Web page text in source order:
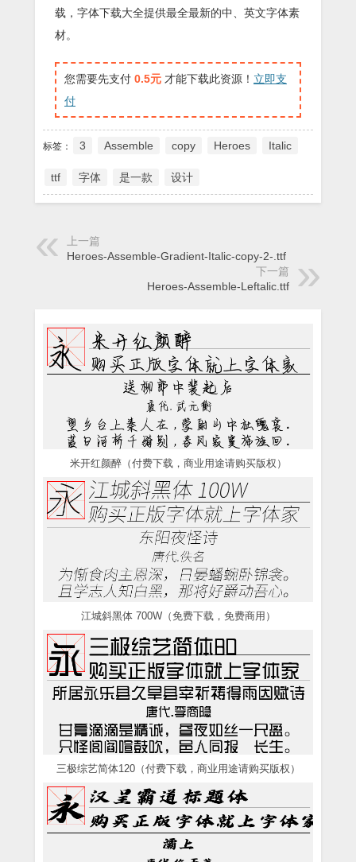
载，字体下载大全提供最全最新的中、英文字体素
材。
您需要先支付 0.5元 才能下载此资源！ 立即支
付
标签： 3 Assemble copy Heroes Italic
ttf 字体 是一款 设计
上一篇
Heroes-Assemble-Gradient-Italic-copy-2-.ttf
下一篇
Heroes-Assemble-Leftalic.ttf
米开红颜醉（付费下载，商业用途请购买版权）
江城斜黑体 700W（免费下载，免费商用）
三极综艺简体120（付费下载，商业用途请购买版权）